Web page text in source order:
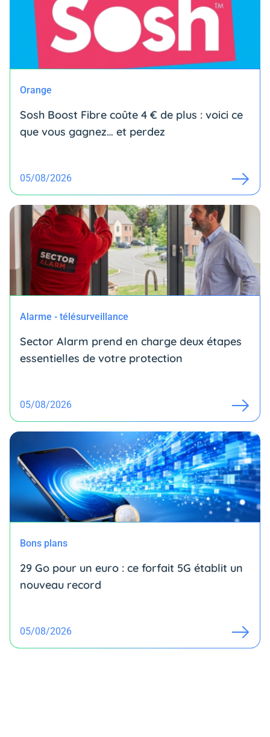
Orange
Sosh Boost Fibre coûte 4 € de plus : voici ce
que vous gagnez… et perdez
05/08/2026
Alarme - télésurveillance
Sector Alarm prend en charge deux étapes
essentielles de votre protection
05/08/2026
Bons plans
29 Go pour un euro : ce forfait 5G établit un
nouveau record
05/08/2026